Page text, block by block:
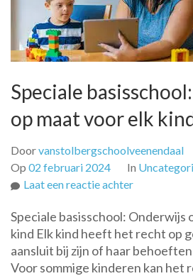
Speciale
op maat voor elk
Doorvanstolbergschoolveenendaal
Op 02 februari 2024 In
Laat een reactie achterop
basisschool:
Onderwijs
op
maat
Speciale basisschool: Onderwijs
kind Elk kind heeft het recht op
aansluit bij zijn of haar
Voor sommige kinderen kan het